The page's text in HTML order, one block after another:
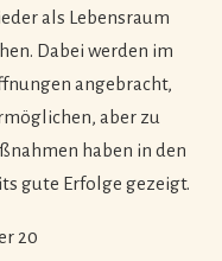
als Lebensraum
Dabei werden im
angebracht,
aber zu
haben in den
gute Erfolge gezeigt.
20